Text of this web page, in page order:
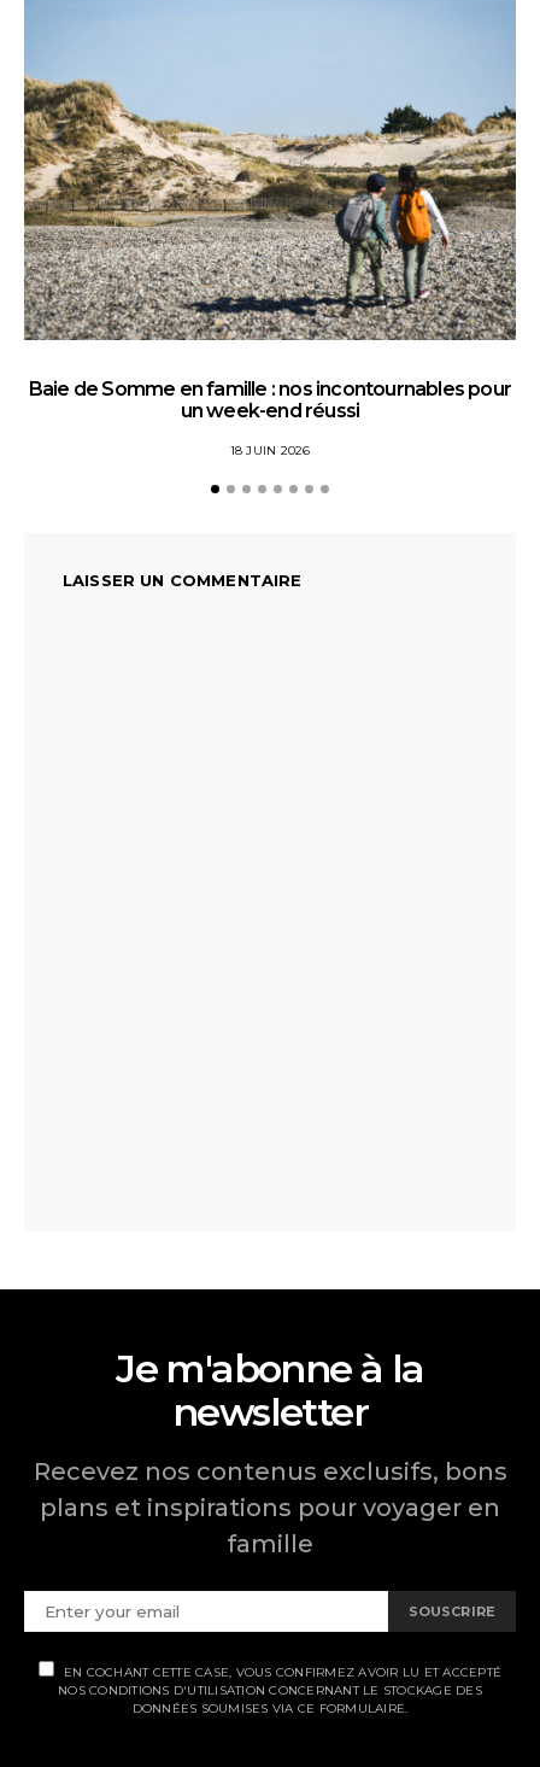
Baie de Somme en famille : nos incontournables pour
un week-end réussi
18 JUIN 2026
LAISSER UN COMMENTAIRE
Je m'abonne à la
newsletter
Recevez nos contenus exclusifs, bons
plans et inspirations pour voyager en
famille
SOUSCRIRE
EN COCHANT CETTE CASE, VOUS CONFIRMEZ AVOIR LU ET ACCEPTÉ
NOS CONDITIONS D'UTILISATION CONCERNANT LE STOCKAGE DES
DONNÉES SOUMISES VIA CE FORMULAIRE.